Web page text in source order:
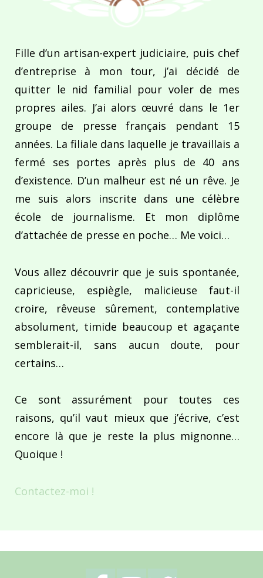
Fille d’un artisan-expert judiciaire, puis chef
d’entreprise à mon tour, j’ai décidé de
quitter le nid familial pour voler de mes
propres ailes. J’ai alors œuvré dans le 1er
groupe de presse français pendant 15
années. La filiale dans laquelle je travaillais a
fermé ses portes après plus de 40 ans
d’existence. D’un malheur est né un rêve. Je
me suis alors inscrite dans une célèbre
école de journalisme. Et mon diplôme
d’attachée de presse en poche… Me voici…
Vous allez découvrir que je suis spontanée,
capricieuse, espiègle, malicieuse faut-il
croire, rêveuse sûrement, contemplative
absolument, timide beaucoup et agaçante
semblerait-il, sans aucun doute, pour
certains…
Ce sont assurément pour toutes ces
raisons, qu’il vaut mieux que j’écrive, c’est
encore là que je reste la plus mignonne…
Quoique !
Contactez-moi !